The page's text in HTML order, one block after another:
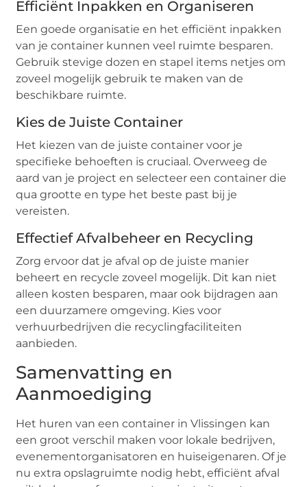
Efficiënt Inpakken en Organiseren
Een goede organisatie en het efficiënt inpakken
van je container kunnen veel ruimte besparen.
Gebruik stevige dozen en stapel items netjes om
zoveel mogelijk gebruik te maken van de
beschikbare ruimte.
Kies de Juiste Container
Het kiezen van de juiste container voor je
specifieke behoeften is cruciaal. Overweeg de
aard van je project en selecteer een container die
qua grootte en type het beste past bij je
vereisten.
Effectief Afvalbeheer en Recycling
Zorg ervoor dat je afval op de juiste manier
beheert en recycle zoveel mogelijk. Dit kan niet
alleen kosten besparen, maar ook bijdragen aan
een duurzamere omgeving. Kies voor
verhuurbedrijven die recyclingfaciliteiten
aanbieden.
Samenvatting en
Aanmoediging
Het huren van een container in Vlissingen kan
een groot verschil maken voor lokale bedrijven,
evenementorganisatoren en huiseigenaren. Of je
nu extra opslagruimte nodig hebt, efficiënt afval